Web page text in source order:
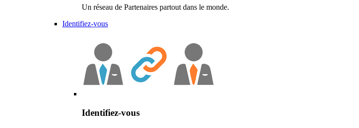
Un réseau de Partenaires partout dans le monde.
Identifiez-vous
Identifiez-vous